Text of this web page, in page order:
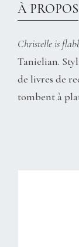
À PROPOS
Christelle is
Tanielian.
de livres de
tombent à